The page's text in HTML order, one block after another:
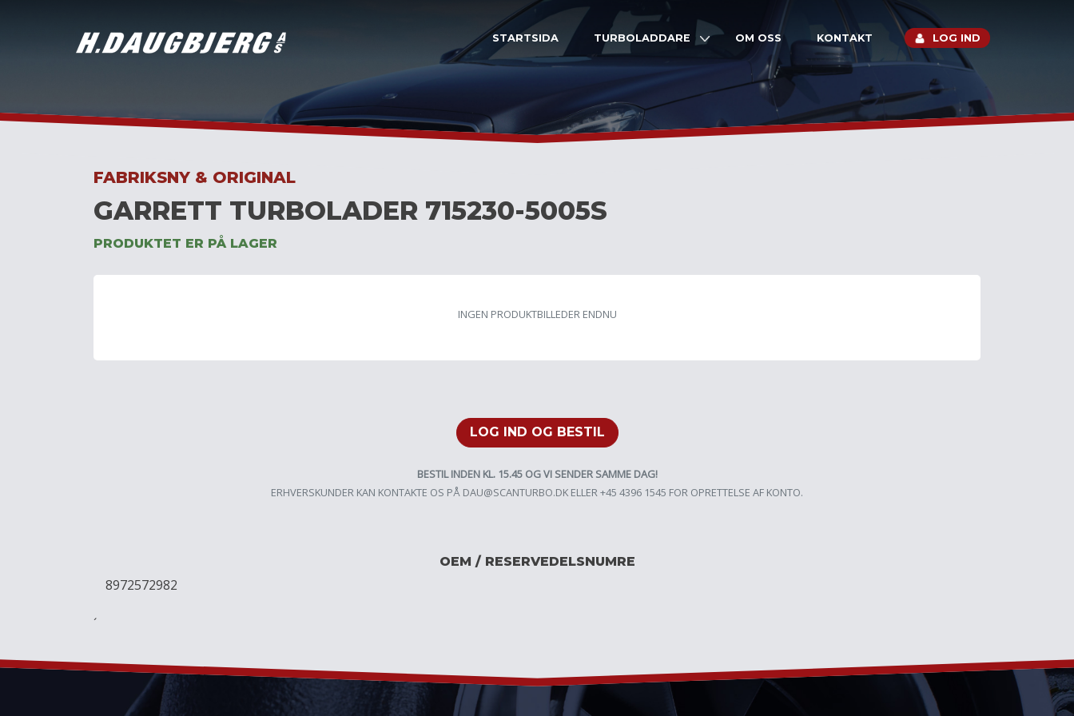
STARTSIDA TURBOLADDARE OM OSS KONTAKT LOG IND
FABRIKSNY & ORIGINAL
GARRETT TURBOLADER 715230-5005S
PRODUKTET ER PÅ LAGER
INGEN PRODUKTBILLEDER ENDNU
LOG IND OG BESTIL
BESTIL INDEN KL. 15.45 OG VI SENDER SAMME DAG!
ERHVERSKUNDER KAN KONTAKTE OS PÅ DAU@SCANTURBO.DK ELLER +45 4396 1545 FOR OPRETTELSE AF KONTO.
OEM / RESERVEDELSNUMRE
8972572982
´